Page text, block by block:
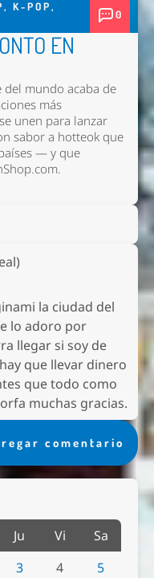
, K-POP,
0
EN
mundo acaba de
más
unen para lanzar
sabor a hotteok que
— y que
.
la ciudad del
lo adoro por
llegar si soy de
que llevar dinero
que todo como
muchas gracias.
comentario
Ju Vi
Sa
3 4
5